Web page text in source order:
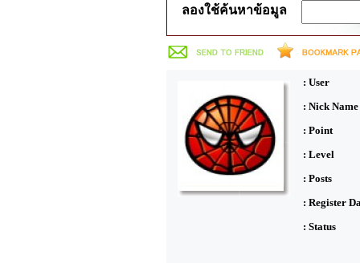
ลองใช้ค้นหาข้อมูล
: User
: Nick Name
: Point
: Level
: Posts
: Register
: Status